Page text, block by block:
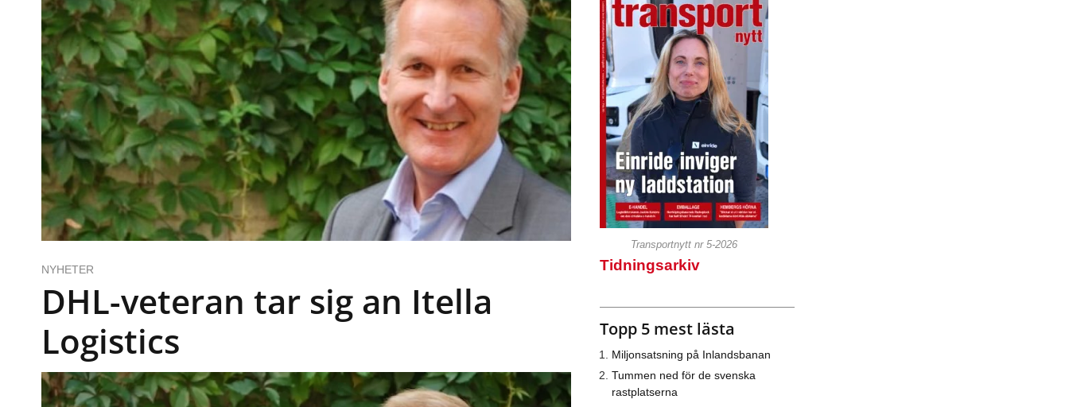
NYHETER
DHL-veteran tar sig an Itella
Logistics
Transportnytt nr 5-2026
Tidningsarkiv
Topp 5 mest lästa
Miljonsatsning på Inlandsbanan
Tummen ned för de svenska
rastplatserna